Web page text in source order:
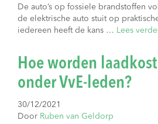
De auto’s op fossiele brandstoffen
de elektrische auto stuit op
iedereen heeft de kans … Lees
Hoe worden
onder VvE-leden?
30/12/2021
Door Ruben van Geldorp